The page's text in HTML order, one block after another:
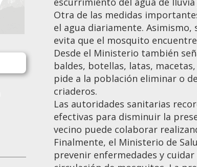
Otra de las medidas
el agua diariamente.
evita que el mosquito
Desde el Ministerio también
baldes, botellas, latas,
pide a la población eliminar o
criaderos.
Las autoridades sanitarias
efectivas para disminuir la
vecino puede colaborar
Finalmente, el Ministerio de
prevenir enfermedades y